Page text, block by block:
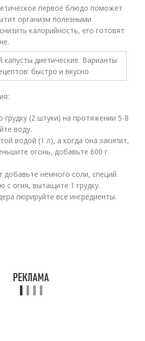
первое блюдо поможет
организм полезными
калорийность, его готовят
грудку (2 штуки) на протяжении 5-8
воду.
водой (1 л), а когда она закипит,
огонь, добавьте 600 г
добавьте немного соли, специй.
с огня, вытащите 1 грудку.
пюрируйте все ингредиенты.